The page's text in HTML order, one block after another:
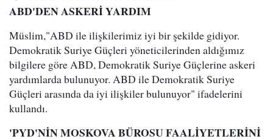
ABD'DEN ASKERİ YARDIM
Müslim,"ABD ile ilişkilerimiz iyi bir şekilde gidiyor.
Demokratik Suriye Güçleri yöneticilerinden aldığımız
bilgilere göre ABD, Demokratik Suriye Güçlerine askeri
yardımlarda bulunuyor. ABD ile Demokratik Suriye
Güçleri arasında da iyi ilişkiler bulunuyor" ifadelerini
kullandı.
'PYD'NİN MOSKOVA BÜROSU FAALİYETLERİNİ